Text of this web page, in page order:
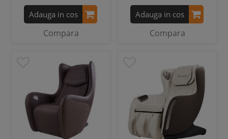
Adauga in cos
Compara
Adauga in cos
Compara